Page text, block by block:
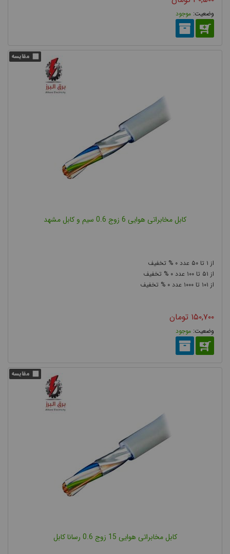
موجود
کابل مخابراتی هوایی 6 زوج 0.6 سیم و کابل مشهد
۱ ۵۰
۰
۵۱
۱۰۰
۰
۱۰۱
۱۰۰۰ ۰
۱۵۰,۷۰۰ تومان
موجود
کابل مخابراتی هوایی 15 زوج 0.6 رسانا کابل